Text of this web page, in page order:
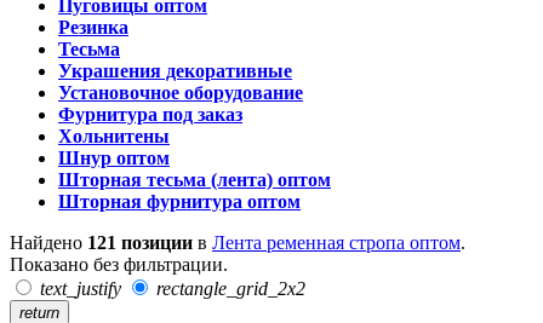
Пуговицы оптом
Резинка
Тесьма
Украшения декоративные
Установочное оборудование
Фурнитура под заказ
Хольнитены
Шнур оптом
Шторная тесьма (лента) оптом
Шторная фурнитура оптом
Найдено 121 позиции в Лента ременная стропа оптом.
Показано без фильтрации.
text_justify
rectangle_grid_2x2
return